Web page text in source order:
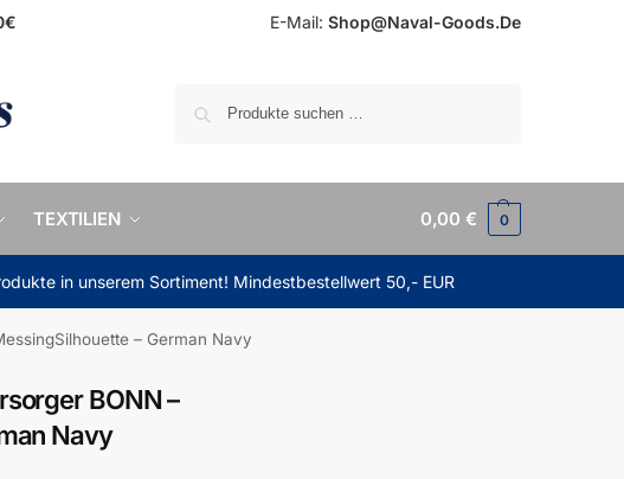
E-Mail: Shop@Naval-Goods.De
TEXTILIEN 0,00€ 0
in unserem Sortiment! Mindestbestellwert 50,- EUR
– German Navy
BONN –
Navy